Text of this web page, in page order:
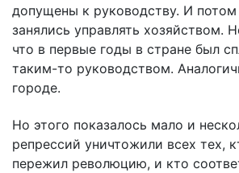
допущены к руководству. И потом
занялись управлять хозяйством.
что в первые годы в стране был
таким-то руководством.
городе.
Но этого показалось мало и
репрессий уничтожили всех тех,
пережил революцию, и кто